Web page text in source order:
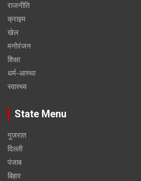
राजनीति
क्राइम
खेल
मनोरंजन
शिक्षा
धर्म-आस्था
स्वास्थ्य
State Menu
गुजरात
दिल्ली
पंजाब
बिहार